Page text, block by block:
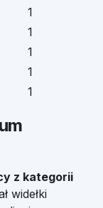
1
1
1
1
1
z kategorii
widełki